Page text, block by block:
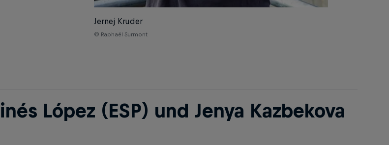
Jernej Kruder
© Raphaël Surmont
López (ESP) und Jenya Kazbekova